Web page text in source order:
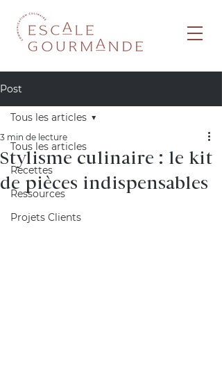
Post
Tous les articles
Recettes
Ressources
Projets Clients
Tous les articles
Stylisme culinaire : le kit
de pièces indispensables
3 min de lecture